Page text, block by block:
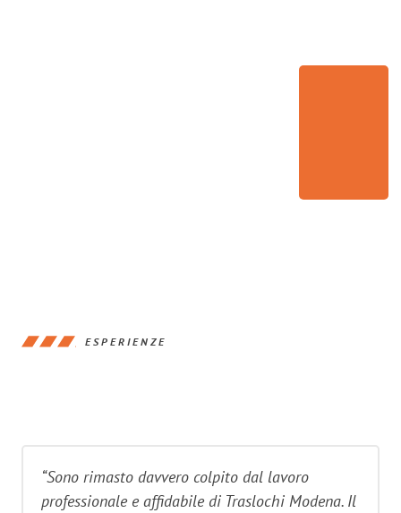
ESPERIENZE
“Sono rimasto davvero colpito dal lavoro
professionale e affidabile di Traslochi Modena. Il